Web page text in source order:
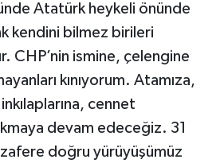
Atatürk heykeli önünde
kendini bilmez birileri
CHP’nin ismine, çelengine
kınıyorum. Atamıza,
cennet
devam edeceğiz. 31
doğru yürüyüşümüz